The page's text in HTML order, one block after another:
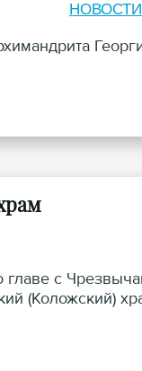
НОВОСТИ
главе с
(Коложский)